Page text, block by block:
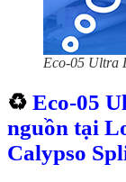
Eco-05 Ultra
♻️ Eco-05
nguồn tại
Calypso